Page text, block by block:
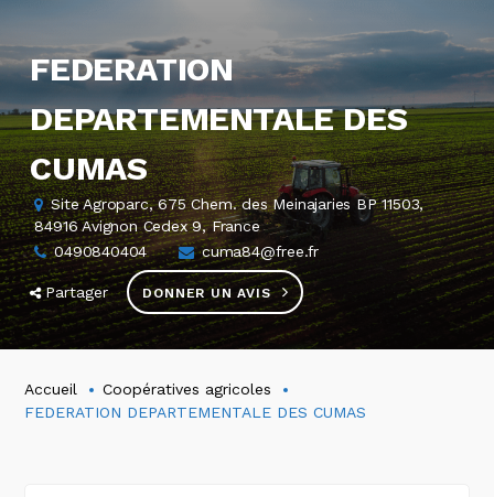
FEDERATION
DEPARTEMENTALE DES
CUMAS
Site Agroparc, 675 Chem. des Meinajaries BP 11503,
84916 Avignon Cedex 9, France
0490840404
cuma84@free.fr
Partager DONNER UN AVIS
Accueil
Coopératives agricoles
FEDERATION DEPARTEMENTALE DES CUMAS